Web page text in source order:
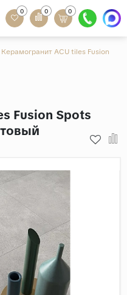
Назад
60х60
20x90
57x57
90x180
Крупный формат
Рисунок
Мрамор
Дерево
0 0 0
Керамогранит ACU tiles Fusion
Fusion Spots